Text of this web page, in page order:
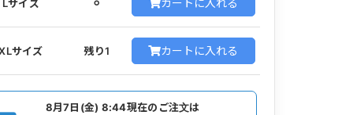
Lサイズ ⚪︎ カートに入れる
サイズ 残り1 カートに入れる
8月7日(金) 8:44現在のご注文は